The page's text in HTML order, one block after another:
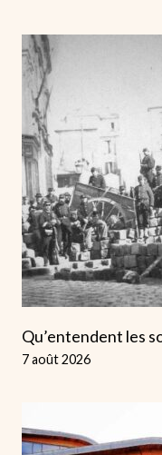
Qu’entendent les
7 août 2026